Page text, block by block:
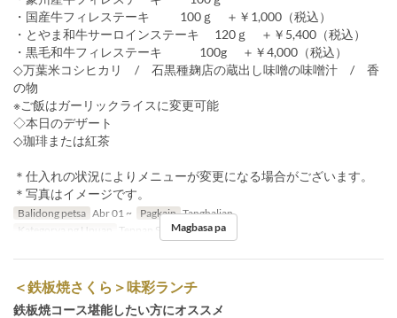
・国産牛フィレステーキ 100ｇ ＋￥1,000（税込）
・とやま和牛サーロインステーキ 120ｇ ＋￥5,400（税込）
・黒毛和牛フィレステーキ 100g ＋￥4,000（税込）
◇万葉米コシヒカリ / 石黒種麹店の蔵出し味噌の味噌汁 / 香
の物
※ご飯はガーリックライスに変更可能
◇本日のデザート
◇珈琲または紅茶
＊仕入れの状況によりメニューが変更になる場合がございます。
＊写真はイメージです。
Balidong petsa Abr 01 ~ Pagkain Tanghalian
Kategorya ng Upuan
Teppan SAKURAMagbasa pa
＜鉄板焼さくら＞味彩ランチ
鉄板焼コース堪能したい方にオススメ